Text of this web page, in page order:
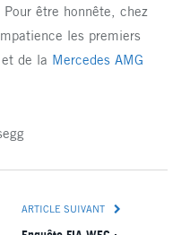
être honnête, chez
les premiers
et de la Mercedes AMG
ARTICLE SUIVANT